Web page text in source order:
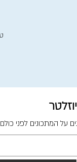
על המתכונים לפני